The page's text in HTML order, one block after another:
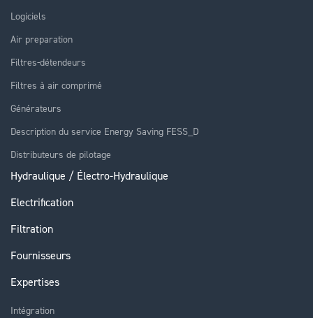
Logiciels
Air preparation
Filtres-détendeurs
Filtres à air comprimé
Générateurs
Description du service Energy Saving FESS_D
Distributeurs de pilotage
Hydraulique / Électro-Hydraulique
Electrification
Filtration
Fournisseurs
Expertises
Intégration